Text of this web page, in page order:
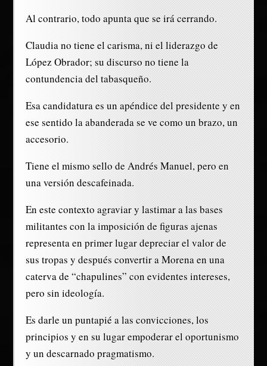
Al contrario, todo apunta que se irá cerrando.
Claudia no tiene el carisma, ni el liderazgo de
López Obrador; su discurso no tiene la
contundencia del tabasqueño.
Esa candidatura es un apéndice del presidente y en
ese sentido la abanderada se ve como un brazo, un
accesorio.
Tiene el mismo sello de Andrés Manuel, pero en
una versión descafeinada.
En este contexto agraviar y lastimar a las bases
militantes con la imposición de figuras ajenas
representa en primer lugar depreciar el valor de
sus tropas y después convertir a Morena en una
caterva de “chapulines” con evidentes intereses,
pero sin ideología.
Es darle un puntapié a las convicciones, los
principios y en su lugar empoderar el oportunismo
y un descarnado pragmatismo.